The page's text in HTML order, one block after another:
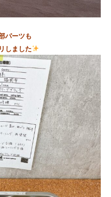
パーツも
しました